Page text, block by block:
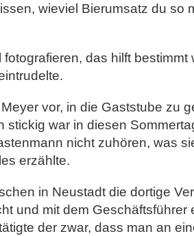
wieviel Bierumsatz du so
fotografieren, das hilft bestimmt
vor, in die Gaststube zu
stickig war in diesen
nicht zuhören, was
erzählte.
in Neustadt die dortige
und mit dem Geschäftsführer
der zwar, dass man an